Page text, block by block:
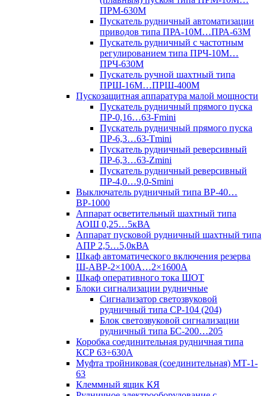
ПРМ-630М
Пускатель рудничный автоматизации
приводов типа ПРА-10М…ПРА-63М
Пускатель рудничный с частотным
регулированием типа ПРЧ-10М…
ПРЧ-630М
Пускатель ручной шахтный типа
ПРШ-16М…ПРШ-400М
Пускозащитная аппаратура малой мощности
Пускатель рудничный прямого пуска
ПР-0,16…63-Fmini
Пускатель рудничный прямого пуска
ПР-6,3…63-Tmini
Пускатель рудничный реверсивный
ПР-6,3…63-Zmini
Пускатель рудничный реверсивный
ПР-4,0…9,0-Smini
Выключатель рудничный типа ВР-40…
ВР-1000
Аппарат осветительный шахтный типа
АОШ 0,25…5кВА
Аппарат пусковой рудничный шахтный типа
АПР 2,5…5,0кВА
Шкаф автоматического включения резерва
Ш-АВР-2×100А…2×1600А
Шкаф оперативного тока ШОТ
Блоки сигнализации рудничные
Сигнализатор светозвуковой
рудничный типа СР-104 (204)
Блок светозвуковой сигнализации
рудничный типа БС-200…205
Коробка соединительная рудничная типа
КСР 63÷630А
Муфта тройниковая (соединительная) МТ-1-
63
Клеммный ящик КЯ